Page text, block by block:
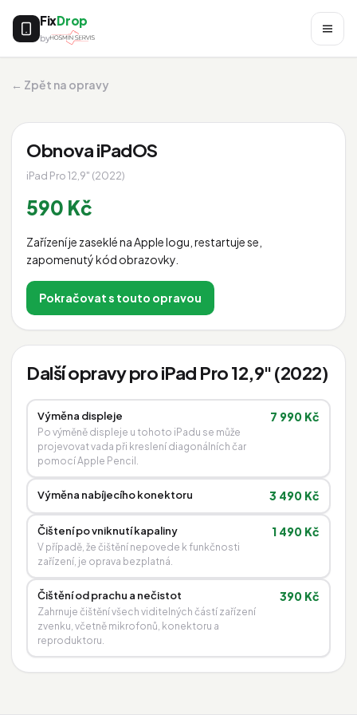
FixDrop
by
← Zpět na opravy
Obnova iPadOS
iPad Pro 12,9" (2022)
590 Kč
Zařízení je zaseklé na Apple logu, restartuje se,
zapomenutý kód obrazovky.
Pokračovat s touto opravou
Další opravy pro iPad Pro 12,9" (2022)
Výměna displeje
Po výměně displeje u tohoto iPadu se může
projevovat vada při kreslení diagonálních čar
pomocí Apple Pencil.
7 990 Kč
Výměna nabíjecího konektoru 3 490 Kč
Čištení po vniknutí kapaliny
V případě, že čištění nepovede k funkčnosti
zařízení, je oprava bezplatná.
1 490 Kč
Čištění od prachu a nečistot
Zahrnuje čištění všech viditelných částí zařízení
zvenku, včetně mikrofonů, konektoru a
reproduktoru.
390 Kč